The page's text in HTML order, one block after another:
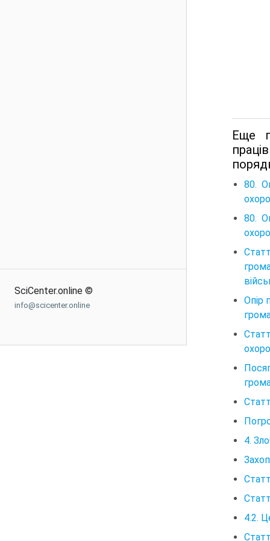
SciCenter.online ©
info@scicenter.online
Еще
80.
80.
Опір
4.
4.2.